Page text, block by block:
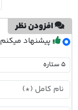
افزودن نظر
پیشنهاد میکنم